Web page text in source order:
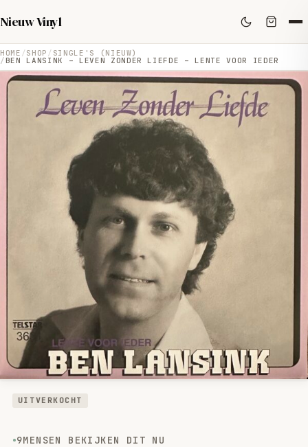
Nieuw Vinyl
HOME SHOP SINGLE'S (NIEUW)
BEN LANSINK – LEVEN ZONDER LIEFDE – LENTE VOOR IEDER
UITVERKOCHT
9MENSEN BEKIJKEN DIT NU